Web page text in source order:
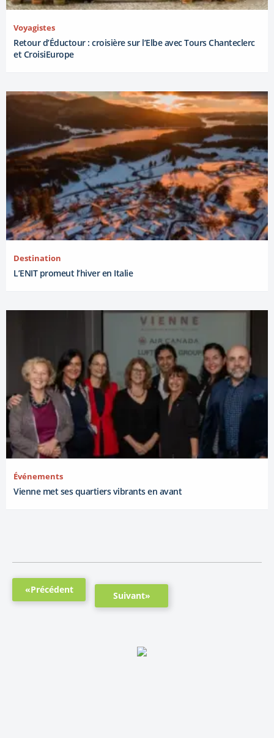
Voyagistes
Retour d’Éductour : croisière sur l’Elbe avec Tours Chanteclerc
et CroisiEurope
Destination
L’ENIT promeut l’hiver en Italie
Événements
Vienne met ses quartiers vibrants en avant
«Précédent
Suivant»